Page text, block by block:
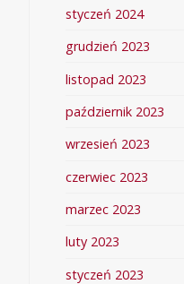
styczeń 2024
grudzień 2023
listopad 2023
październik 2023
wrzesień 2023
czerwiec 2023
marzec 2023
luty 2023
styczeń 2023